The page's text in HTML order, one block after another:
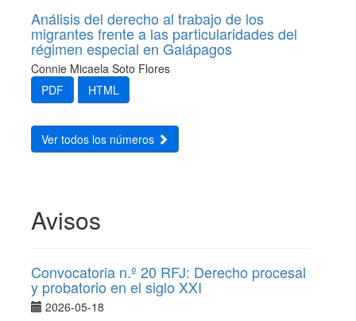
Análisis del derecho al trabajo de los
migrantes frente a las particularidades del
régimen especial en Galápagos
Connie Micaela Soto Flores
PDF
HTML
Ver todos los números
Avisos
Convocatoria n.º 20 RFJ: Derecho procesal
y probatorio en el siglo XXI
2026-05-18